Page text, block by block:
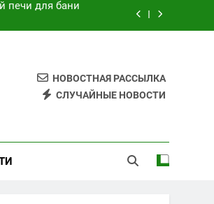
формате
и отзывов
в USDT
НОВОСТНАЯ РАССЫЛКА
СЛУЧАЙНЫЕ НОВОСТИ